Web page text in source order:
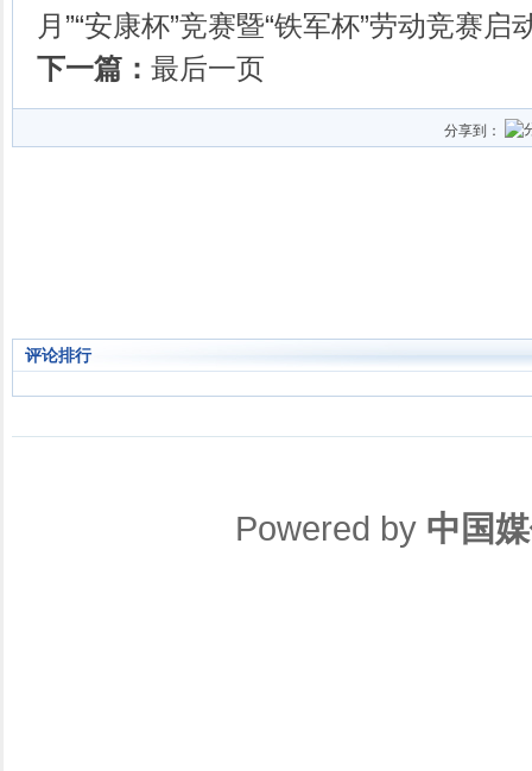
月”“安康杯”竞赛暨“铁军杯”劳动竞赛启
下一篇： 最后一页
分享到：
评论排行
Powered by 中国